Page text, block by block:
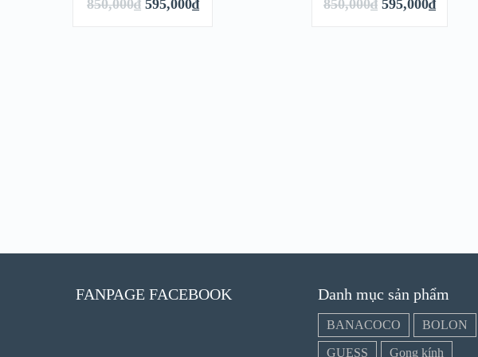
850,000₫ 595,000₫ 850,000₫ 595,000₫
FANPAGE FACEBOOK Danh mục sản phẩm
BANACOCO BOLON
GUESS Gọng kính